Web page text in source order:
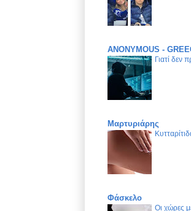
ANONYMOUS -
Γιατί δεν
Μαρτυριάρης
Φάσκελο
Οι χώρες